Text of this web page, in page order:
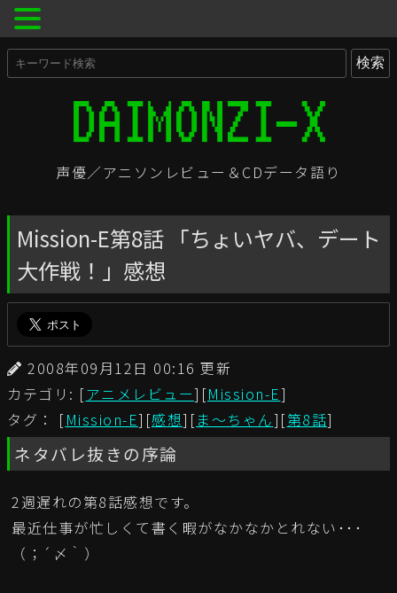
声優／アニソンレビュー＆CDデータ語り
Mission-E第8話 「ちょいヤバ、デート
大作戦！」感想
2008年09月12日 00:16 更新
カテゴリ: [アニメレビュー][Mission-E]
タグ： [Mission-E][感想][ま～ちゃん][第8話]
ネタバレ抜きの序論
2週遅れの第8話感想です。
最近仕事が忙しくて書く暇がなかなかとれない･･･
（；´〆｀）